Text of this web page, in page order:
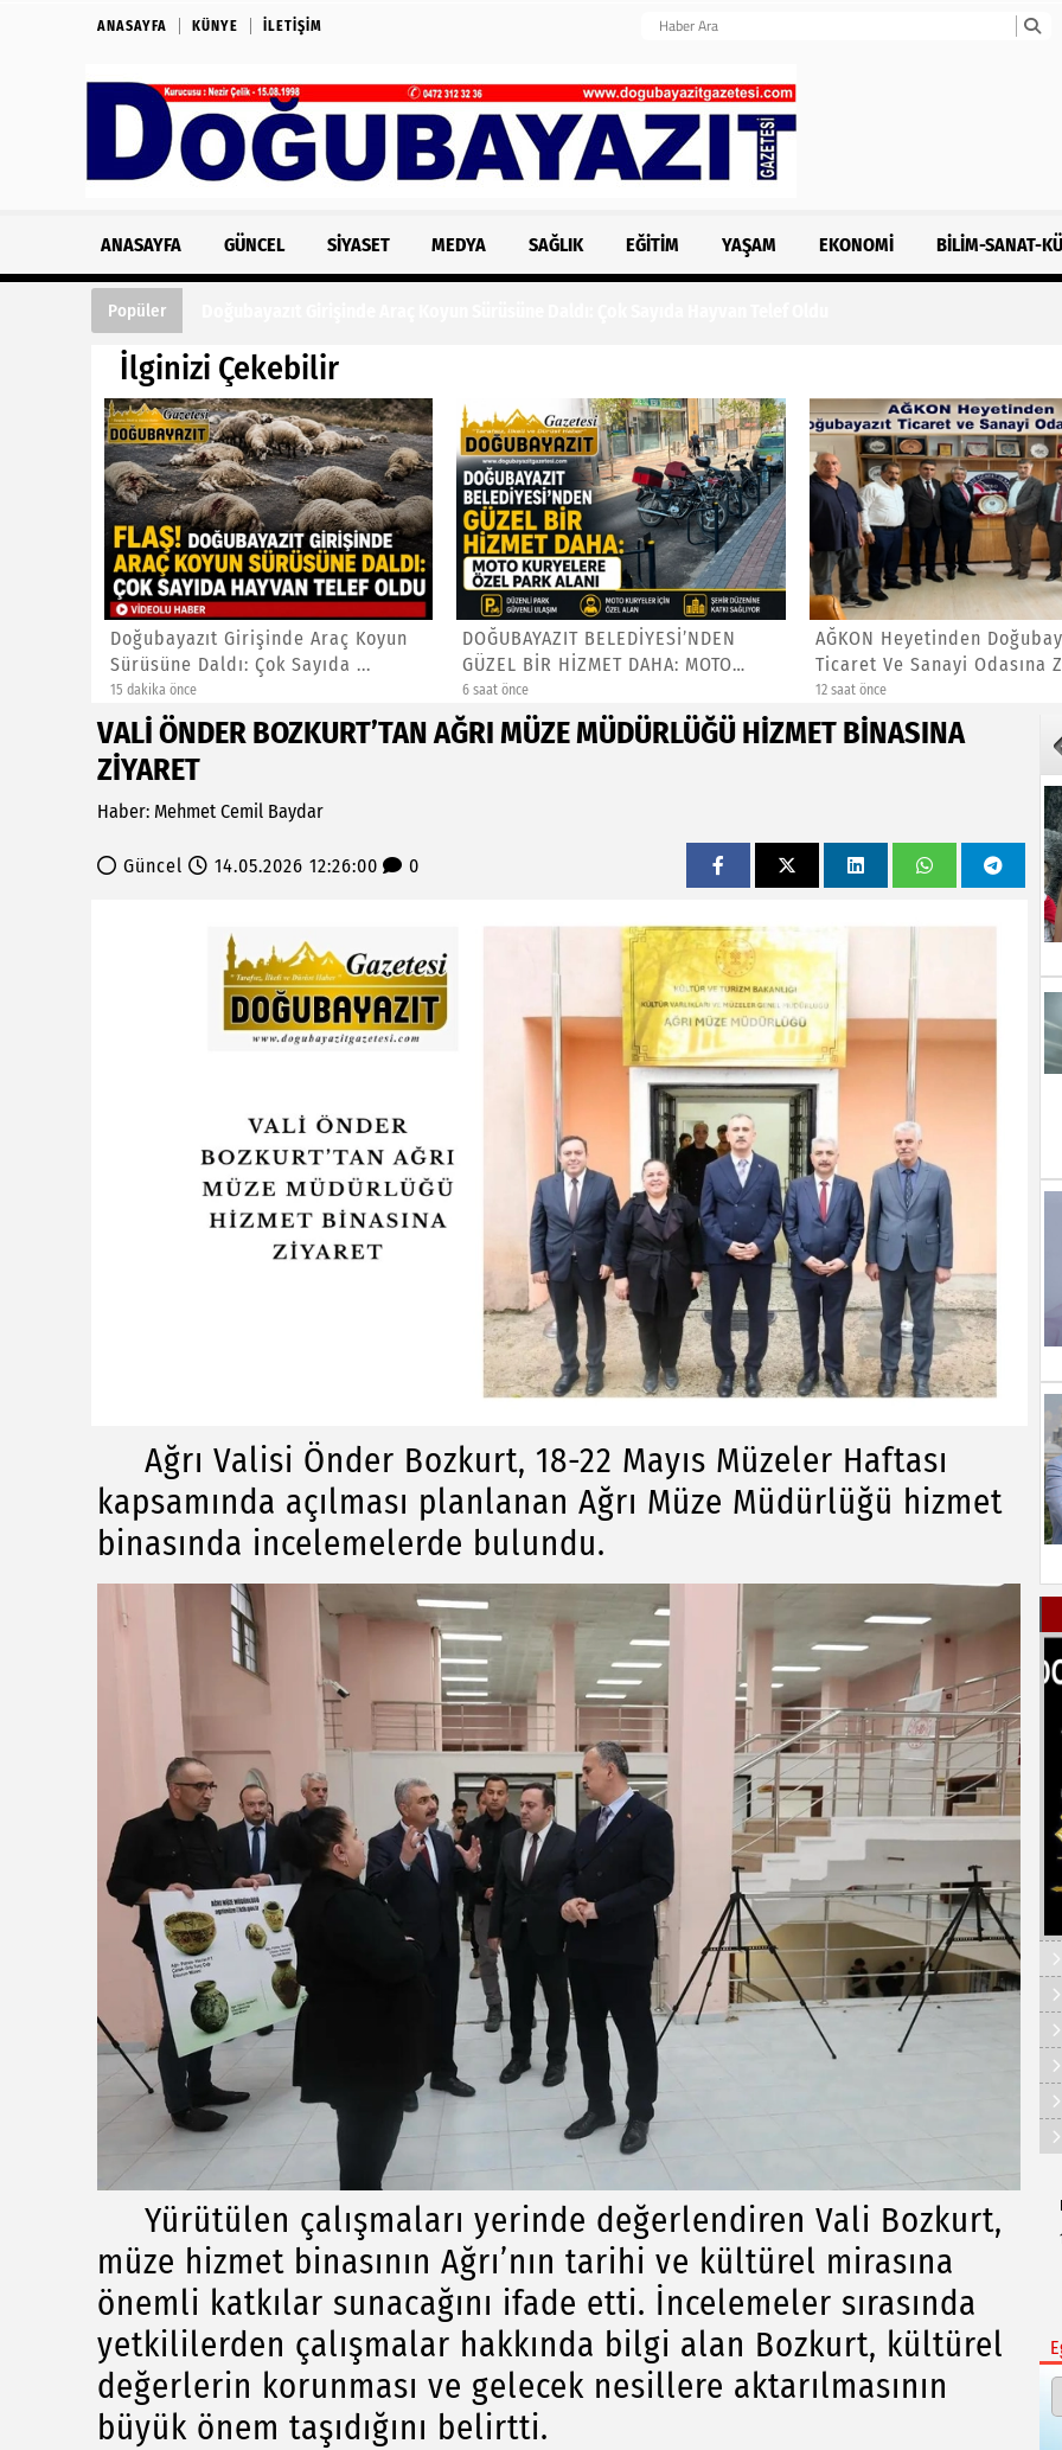
ANASAYFA KÜNYE İLETIŞIM
ANASAYFA GÜNCEL SIYASET MEDYA SAĞLIK EĞITIM YAŞAM EKONOMI BILIM-SANAT-
Popüler
İlginizi Çekebilir
Doğubayazıt Girişinde Araç Koyun
Sürüsüne Daldı: Çok Sayıda ...
15 dakika önce
DOĞUBAYAZIT BELEDİYESİ’NDEN
GÜZEL BİR HİZMET DAHA: MOTO
KURY...
6 saat önce
AĞKON Heyetinden
Ticaret Ve Sanayi Odasına
12 saat önce
VALİ ÖNDER BOZKURT’TAN AĞRI MÜZE MÜDÜRLÜĞÜ HİZMET BİNASINA
ZİYARET
Haber: Mehmet Cemil Baydar
Güncel 14.05.2026 12:26:00 0
Ağrı Valisi Önder Bozkurt, 18-22 Mayıs Müzeler Haftası
kapsamında açılması planlanan Ağrı Müze Müdürlüğü hizmet
binasında incelemelerde bulundu.
Yürütülen çalışmaları yerinde değerlendiren Vali Bozkurt,
müze hizmet binasının Ağrı’nın tarihi ve kültürel mirasına
önemli katkılar sunacağını ifade etti. İncelemeler sırasında
yetkililerden çalışmalar hakkında bilgi alan Bozkurt, kültürel
değerlerin korunması ve gelecek nesillere aktarılmasının
büyük önem taşıdığını belirtti.